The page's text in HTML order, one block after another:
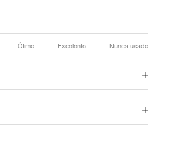
Ótimo Excelente Nunca usado